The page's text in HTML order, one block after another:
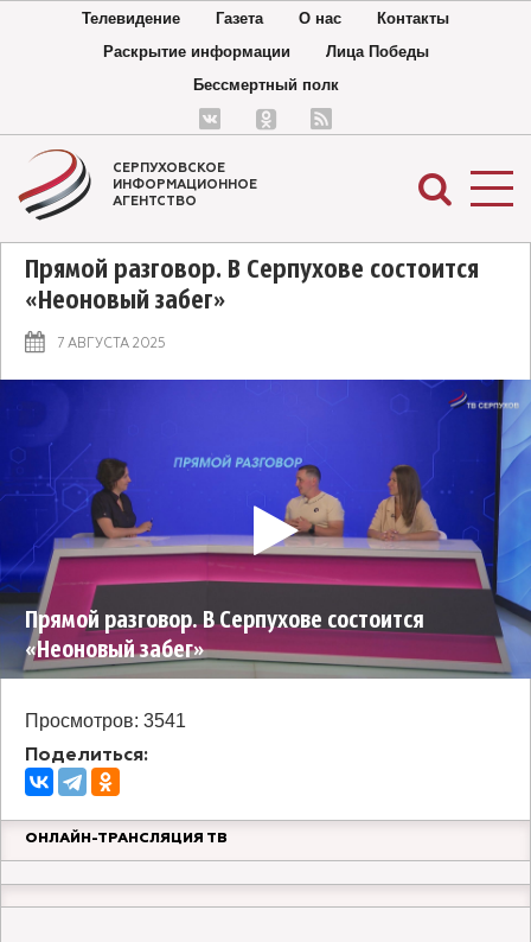
Телевидение Газета О нас
Контакты
Раскрытие информации
Лица Победы
Бессмертный полк
СЕРПУХОВСКОЕ
ИНФОРМАЦИОННОЕ
АГЕНТСТВО
Прямой разговор. В Серпухове состоится
«Неоновый забег»
7 АВГУСТА 2025
Прямой разговор. В Серпухове состоится
«Неоновый забег»
Просмотров: 3541
Поделиться:
ОНЛАЙН-ТРАНСЛЯЦИЯ ТВ